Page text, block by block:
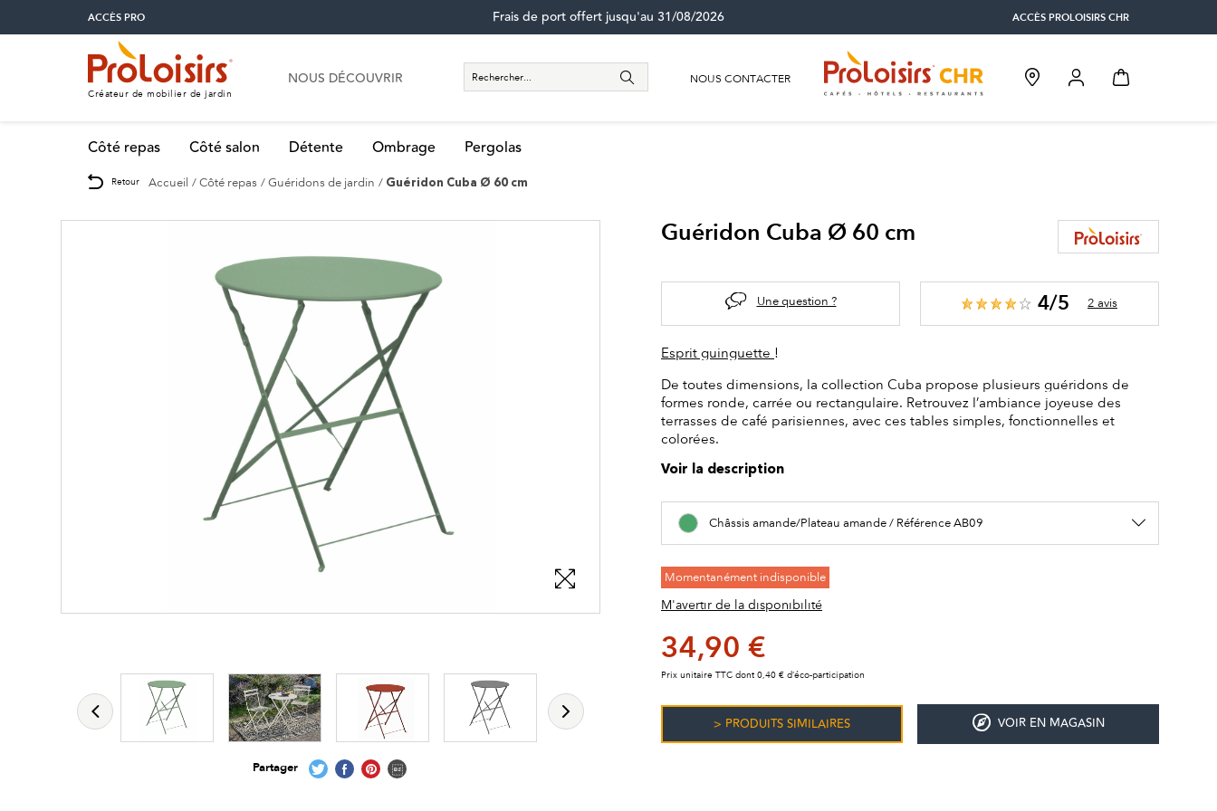
ACCÈS PRO ACCÈS PROLOISIRS CHR
Frais de port offert jusqu'au 31/08/2026
Créateur de mobilier de jardin
NOUS DÉCOUVRIR NOUS CONTACTER
Côté repas Côté salon Détente Ombrage Pergolas
Retour Accueil Côté repas Guéridons de jardin Guéridon Cuba Ø 60 cm
Partager
Guéridon Cuba Ø 60 cm
Une question ? 4/5 2 avis
Esprit guinguette !
De toutes dimensions, la collection Cuba propose plusieurs guéridons de
formes ronde, carrée ou rectangulaire. Retrouvez l’ambiance joyeuse des
terrasses de café parisiennes, avec ces tables simples, fonctionnelles et
colorées.
Voir la description
Châssis amande/Plateau amande / Référence AB09
Momentanément indisponible
M'avertir de la disponibilité
34,90 €
Prix unitaire TTC dont 0,40 € d’éco-participation
> PRODUITS SIMILAIRES VOIR EN MAGASIN